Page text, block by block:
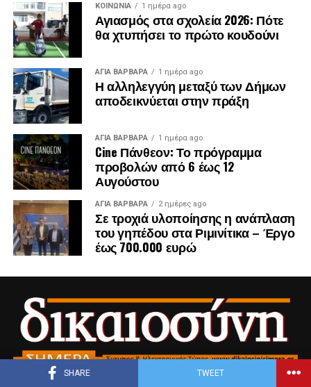
SHARE TWEET
ΚΟΙΝΩΝΊΑ 1 ημέρα ago
Αγιασμός στα σχολεία 2026: Πότε
θα χτυπήσει το πρώτο κουδούνι
ΑΓΙΑ ΒΑΡΒΑΡΑ 1 ημέρα ago
Η αλληλεγγύη μεταξύ των Δήμων
αποδεικνύεται στην πράξη
ΑΓΙΑ ΒΑΡΒΑΡΑ 1 ημέρα ago
Cine Πάνθεον: Το πρόγραμμα
προβολών από 6 έως 12
Αυγούστου
ΑΓΙΑ ΒΑΡΒΑΡΑ 2 ημέρες ago
Σε τροχιά υλοποίησης η ανάπλαση
του γηπέδου στα Ριμινίτικα – Έργο
έως 700.000 ευρώ